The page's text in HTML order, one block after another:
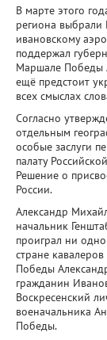
В марте этого
региона
ивановскому
поддержал
Маршале Победы
ещё предстоит
всех смыслах
Согласно
отдельным
особые заслуги
палату
Решение о
России.
Александр
начальник
проиграл ни
стране
Победы
гражданин
Воскресенский
военачальника
Победы.